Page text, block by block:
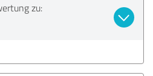
zu: